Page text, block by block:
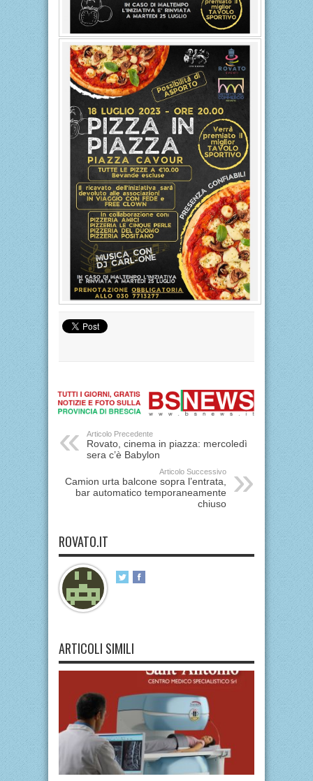
Articolo Precedente
Rovato, cinema in piazza: mercoledì
sera c’è Babylon
Articolo Successivo
Camion urta balcone sopra l’entrata,
bar automatico temporaneamente
chiuso
ROVATO.IT
ARTICOLI SIMILI